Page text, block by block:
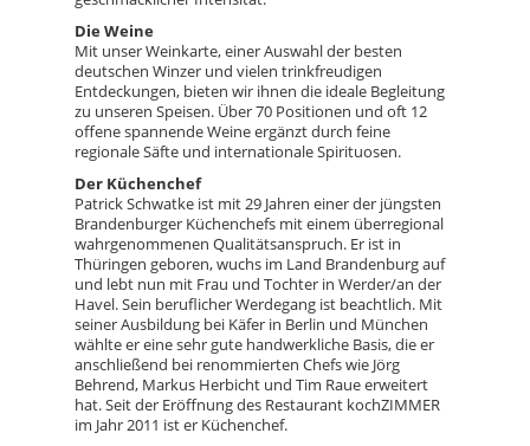
Die Weine
Mit unser Weinkarte, einer Auswahl der besten
deutschen Winzer und vielen trinkfreudigen
Entdeckungen, bieten wir ihnen die ideale Begleitung
zu unseren Speisen. Über 70 Positionen und oft 12
offene spannende Weine ergänzt durch feine
regionale Säfte und internationale Spirituosen.
Der Küchenchef
Patrick Schwatke ist mit 29 Jahren einer der jüngsten
Brandenburger Küchenchefs mit einem überregional
wahrgenommenen Qualitätsanspruch. Er ist in
Thüringen geboren, wuchs im Land Brandenburg auf
und lebt nun mit Frau und Tochter in Werder/an der
Havel. Sein beruflicher Werdegang ist beachtlich. Mit
seiner Ausbildung bei Käfer in Berlin und München
wählte er eine sehr gute handwerkliche Basis, die er
anschließend bei renommierten Chefs wie Jörg
Behrend, Markus Herbicht und Tim Raue erweitert
hat. Seit der Eröffnung des Restaurant kochZIMMER
im Jahr 2011 ist er Küchenchef.